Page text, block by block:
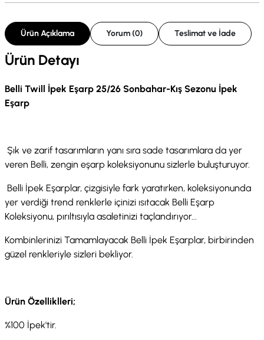
Ürün Açıklama Yorum (0) Teslimat ve İade
Ürün Detayı
Belli Twill İpek Eşarp 25/26 Sonbahar-Kış Sezonu İpek
Eşarp
Şık ve zarif tasarımların yanı sıra sade tasarımlara da yer
veren Belli, zengin eşarp koleksiyonunu sizlerle buluşturuyor.
Belli İpek Eşarplar, çizgisiyle fark yaratırken, koleksiyonunda
yer verdiği trend renklerle içinizi ısıtacak Belli Eşarp
Koleksiyonu, pırıltısıyla asaletinizi taçlandırıyor...
Kombinlerinizi Tamamlayacak Belli İpek Eşarplar, birbirinden
güzel renkleriyle sizleri bekliyor.
Ürün Özelliklleri;
%100 İpek'tir.